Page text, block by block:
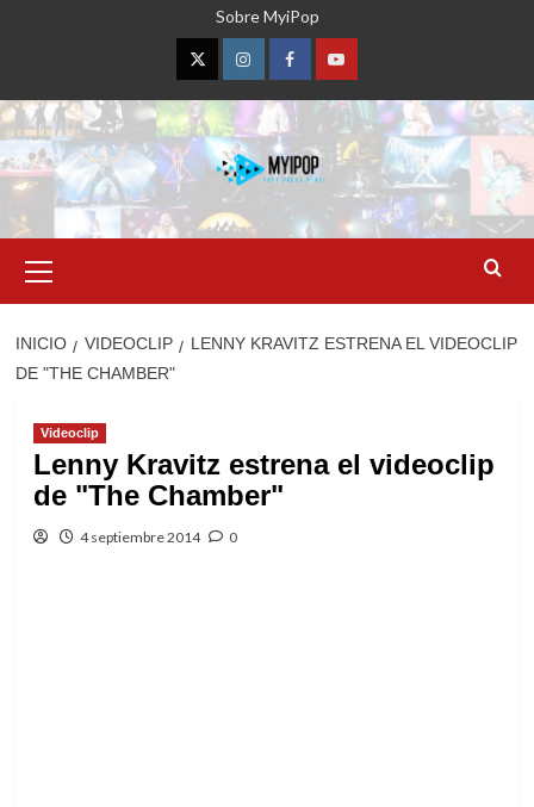
Sobre MyiPop
TwitterInstagramFacebookYouTube
primario
INICIO VIDEOCLIP
LENNY KRAVITZ ESTRENA EL VIDEOCLIP
DE "THE CHAMBER"
Videoclip
Lenny Kravitz estrena el videoclip
de "The Chamber"
4 septiembre 2014 0